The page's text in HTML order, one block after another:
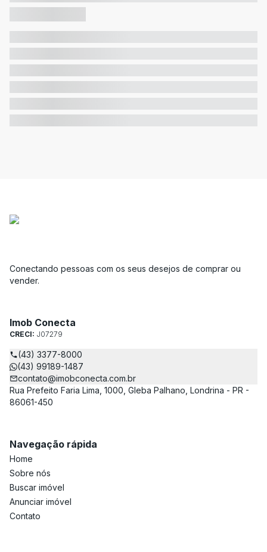
Conectando pessoas com os seus desejos de comprar ou
vender.
Imob Conecta
CRECI: J07279
(43) 3377-8000
(43) 99189-1487
contato@imobconecta.com.br
Rua Prefeito Faria Lima, 1000, Gleba Palhano, Londrina - PR -
86061-450
Navegação rápida
Home
Sobre nós
Buscar imóvel
Anunciar imóvel
Contato